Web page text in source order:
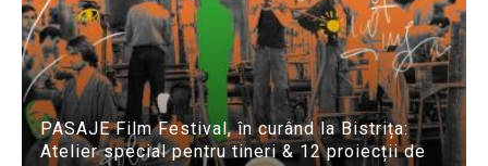
PASAJE Film Festival, în curând la Bistrița:
Atelier special pentru tineri & 12 proiecții de